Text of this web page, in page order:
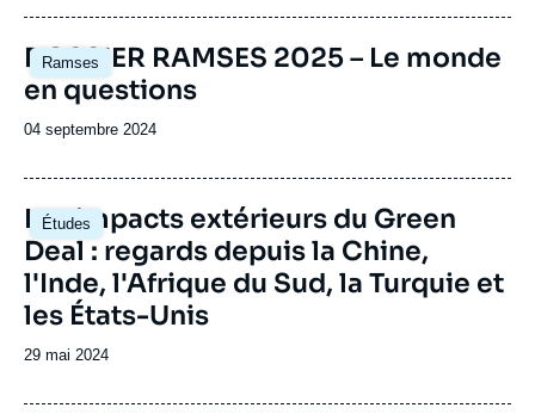
publication
Ramses
Image
principale
DOSSIER RAMSES 2025 – Le monde
en questions
Date
publication
04 septembre 2024
Études
Image
principale
Les impacts extérieurs du Green
Deal : regards depuis la Chine,
l'Inde, l'Afrique du Sud, la Turquie et
les États-Unis
Date
publication
29 mai 2024